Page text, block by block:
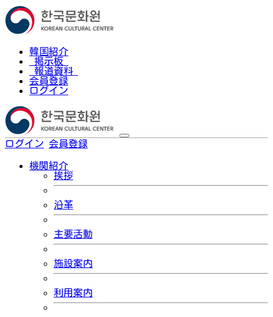
韓国紹介
掲示板
報道資料
会員登録
ログイン
ログイン 会員登録
機関紹介
挨拶
沿革
主要活動
施設案内
利用案内